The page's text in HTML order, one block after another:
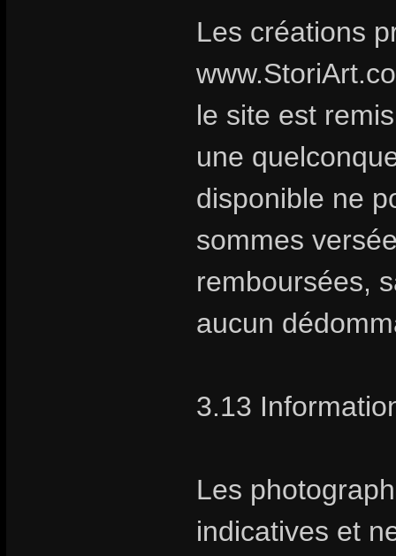
Les créations
le site est
une
disponible ne
sommes
remboursées,
aucun
3.13
Les
indicatives et